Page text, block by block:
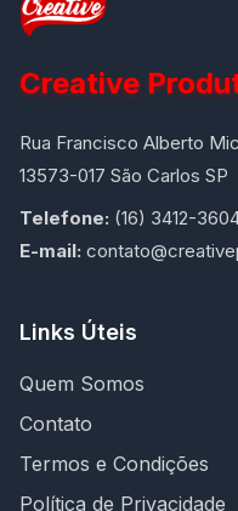
Creative
Rua Francisco Alberto
13573-017 São Carlos SP
Telefone: (16) 3412-
E-mail:
Links Úteis
Quem Somos
Contato
Termos e Condições
Política de Privacidade